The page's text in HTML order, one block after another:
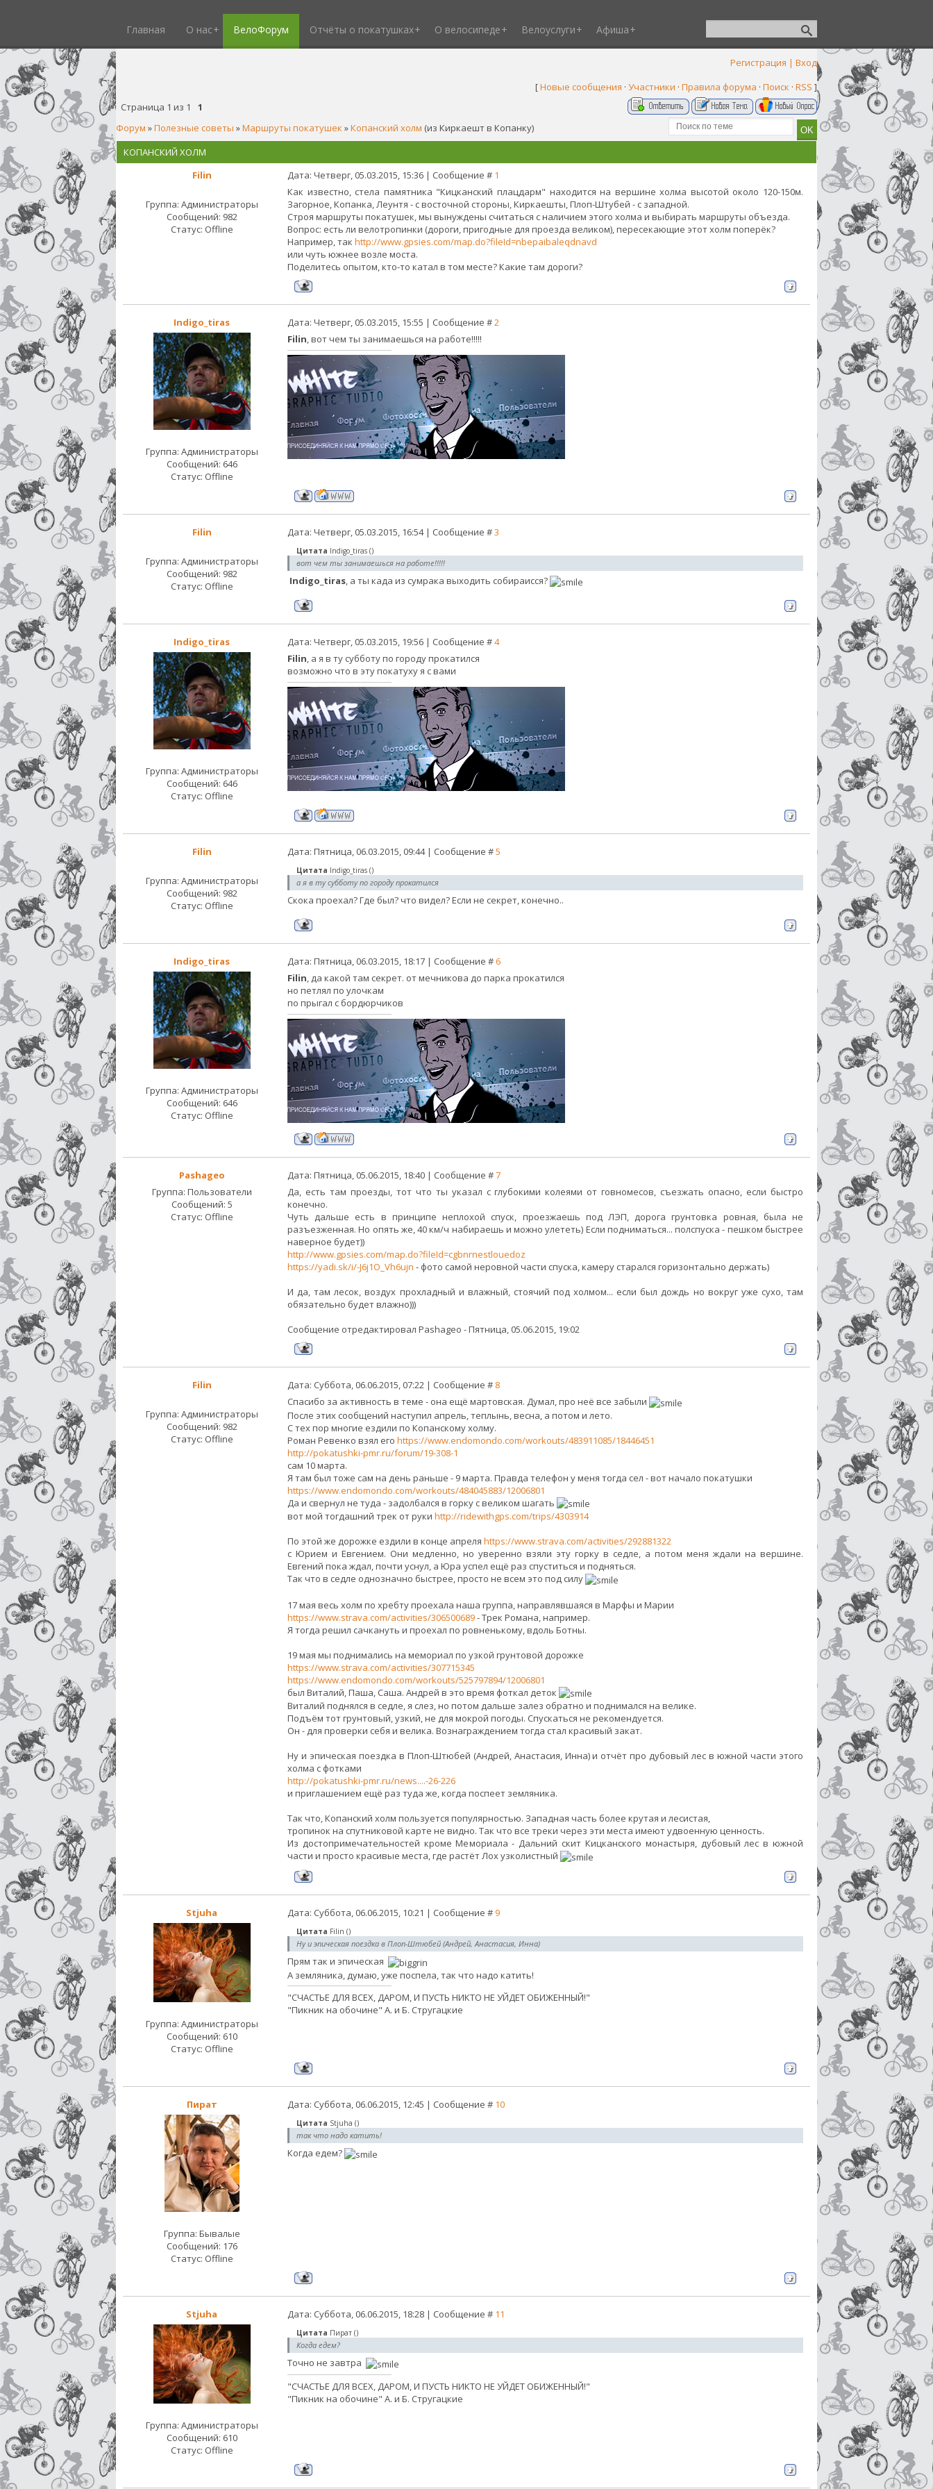
Главная О нас ВелоФорум Отчёты о покатушках О велосипеде Велоуслуги Афиша
Регистрация | Вход
[Новые сообщения · Участники · Правила форума · Поиск · RSS ]
Страница 1 из 1
1
Форум »Полезные советы »Маршруты покатушек »Копанский холм (из Киркаешт в Копанку)
КОПАНСКИЙ ХОЛМ
Filin
Дата: Четверг, 05.03.2015, 15:36 | Сообщение # 1
Группа: Администраторы
Сообщений: 982
Статус: Offline
Как известно, стела памятника "Кицканский плацдарм" находится на вершине холма высотой около 120-150м.
Загорное, Копанка, Леунтя - с восточной стороны, Киркаешты, Плоп-Штубей - с западной.
Строя маршруты покатушек, мы вынуждены считаться с наличием этого холма и выбирать маршруты объезда.
Вопрос: есть ли велотропинки (дороги, пригодные для проезда великом), пересекающие этот холм поперёк?
Например, так http://www.gpsies.com/map.do?fileId=nbepaibaleqdnavd
или чуть южнее возле моста.
Поделитесь опытом, кто-то катал в том месте? Какие там дороги?
Indigo_tiras Дата: Четверг, 05.03.2015, 15:55 | Сообщение #2
Группа: Администраторы
Сообщений: 646
Статус: Offline
Filin, вот чем ты занимаешься на работе!!!!!
Filin Дата: Четверг, 05.03.2015, 16:54 | Сообщение #3
Группа: Администраторы
Сообщений: 982
Статус: Offline
Цитата Indigo_tiras ()
вот чем ты занимаешься на работе!!!!!
Indigo_tiras, а ты када из сумрака выходить собираисся?
Indigo_tiras Дата: Четверг, 05.03.2015, 19:56 | Сообщение #4
Группа: Администраторы
Сообщений: 646
Статус: Offline
Filin, а я в ту субботу по городу прокатился
возможно что в эту покатуху я с вами
Filin Дата: Пятница, 06.03.2015, 09:44 | Сообщение #5
Группа: Администраторы
Сообщений: 982
Статус: Offline
Цитата Indigo_tiras ()
а я в ту субботу по городу прокатился
Скока проехал? Где был? что видел? Если не секрет, конечно..
Indigo_tiras Дата: Пятница, 06.03.2015, 18:17 | Сообщение # 6
Группа: Администраторы
Сообщений: 646
Статус: Offline
Filin, да какой там секрет. от мечникова до парка прокатился
но петлял по улочкам
по прыгал с бордюрчиков
Pashageo Дата: Пятница, 05.06.2015, 18:40 | Сообщение #7
Группа: Пользователи
Сообщений: 5
Статус: Offline
Да, есть там проезды, тот что ты указал с глубокими колеями от говномесов, съезжать опасно, если быстро
конечно.
Чуть дальше есть в принципе неплохой спуск, проезжаешь под ЛЭП, дорога грунтовка ровная, была не
разъезженная. Но опять же, 40 км/ч набираешь и можно улететь) Если подниматься... полспуска - пешком быстрее
наверное будет))
http://www.gpsies.com/map.do?fileId=cgbnrnestlouedoz
https://yadi.sk/i/-J6j1O_Vh6ujn - фото самой неровной части спуска, камеру старался горизонтально держать)
И да, там лесок, воздух прохладный и влажный, стоячий под холмом... если был дождь но вокруг уже сухо, там
обязательно будет влажно)))
Сообщение отредактировал Pashageo -Пятница, 05.06.2015, 19:02
Filin Дата: Суббота, 06.06.2015, 07:22 | Сообщение # 8
Группа: Администраторы
Сообщений: 982
Статус: Offline
Спасибо за активность в теме - она ещё мартовская. Думал, про неё все забыли
После этих сообщений наступил апрель, теплынь, весна, а потом и лето.
С тех пор многие ездили по Копанскому холму.
Роман Ревенко взял его https://www.endomondo.com/workouts/483911085/18446451
http://pokatushki-pmr.ru/forum/19-308-1
сам 10 марта.
Я там был тоже сам на день раньше - 9 марта. Правда телефон у меня тогда сел - вот начало покатушки
https://www.endomondo.com/workouts/484045883/12006801
Да и свернул не туда - задолбался в горку с великом шагать
вот мой тогдашний трек от руки http://ridewithgps.com/trips/4303914
По этой же дорожке ездили в конце апреля https://www.strava.com/activities/292881322
с Юрием и Евгением. Они медленно, но уверенно взяли эту горку в седле, а потом меня ждали на вершине.
Евгений пока ждал, почти уснул, а Юра успел ещё раз спуститься и подняться.
Так что в седле однозначно быстрее, просто не всем это под силу
17 мая весь холм по хребту проехала наша группа, направлявшаяся в Марфы и Марии
https://www.strava.com/activities/306500689- Трек Романа, например.
Я тогда решил сачкануть и проехал по ровненькому, вдоль Ботны.
19 мая мы поднимались на мемориал по узкой грунтовой дорожке
https://www.strava.com/activities/307715345
https://www.endomondo.com/workouts/525797894/12006801
был Виталий, Паша, Саша. Андрей в это время фоткал деток
Виталий поднялся в седле, я слез, но потом дальше залез обратно и поднимался на велике.
Подъём тот грунтовый, узкий, не для мокрой погоды. Спускаться не рекомендуется.
Он - для проверки себя и велика. Вознаграждением тогда стал красивый закат.
Ну и эпическая поездка в Плоп-Штюбей (Андрей, Анастасия, Инна) и отчёт про дубовый лес в южной части этого
холма с фотками
http://pokatushki-pmr.ru/news....-26-226
и приглашением ещё раз туда же, когда поспеет земляника.
Так что, Копанский холм пользуется популярностью. Западная часть более крутая и лесистая,
тропинок на спутниковой карте не видно. Так что все треки через эти места имеют удвоенную ценность.
Из достопримечательностей кроме Мемориала - Дальний скит Кицканского монастыря, дубовый лес в южной
части и просто красивые места, где растёт Лох узколистный
Stjuha Дата: Суббота, 06.06.2015, 10:21 | Сообщение # 9
Группа: Администраторы
Сообщений: 610
Статус: Offline
Цитата Filin ()
Ну и эпическая поездка в Плоп-Штюбей (Андрей, Анастасия, Инна)
Прям так и эпическая
А земляника, думаю, уже поспела, так что надо катить!
"СЧАСТЬЕ ДЛЯ ВСЕХ, ДАРОМ, И ПУСТЬ НИКТО НЕ УЙДЕТ ОБИЖЕННЫЙ!"
"Пикник на обочине" А. и Б. Стругацкие
Пират Дата: Суббота, 06.06.2015, 12:45 | Сообщение # 10
Группа: Бывалые
Сообщений: 176
Статус: Offline
Цитата Stjuha ()
так что надо катить!
Когда едем?
Stjuha Дата: Суббота, 06.06.2015, 18:28 | Сообщение # 11
Группа: Администраторы
Сообщений: 610
Статус: Offline
Цитата Пират ()
Когда едем?
Точно не завтра
"СЧАСТЬЕ ДЛЯ ВСЕХ, ДАРОМ, И ПУСТЬ НИКТО НЕ УЙДЕТ ОБИЖЕННЫЙ!"
"Пикник на обочине" А. и Б. Стругацкие